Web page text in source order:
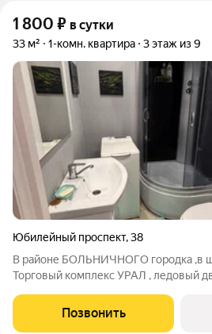
1 800 ₽ в сутки
33 м² 1-комн. квартира 3 этаж из 9
Юбилейный проспект,38
В районе БОЛЬНИЧНОГО городка ,в
Торговый комплекс УРАЛ , ледовый
проживания имеется все
кровать(160см ) , с новым
Позвонить